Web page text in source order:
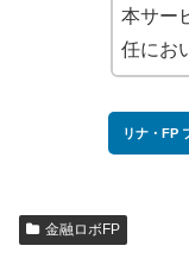
本サー
任にお
リナ・FP
金融ロボFP